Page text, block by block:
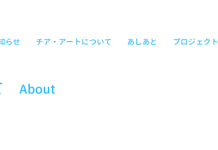
らせ チア・アートについて あしあと プロジェクト
About